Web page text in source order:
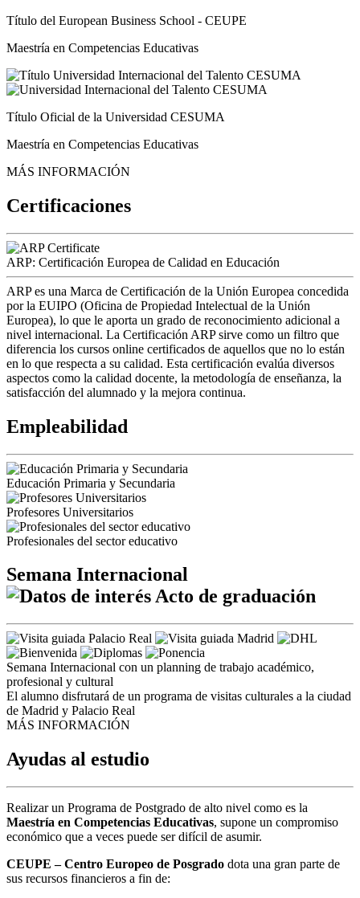
Título del European Business School - CEUPE
Maestría en Competencias Educativas
Título Oficial de la Universidad CESUMA
Maestría en Competencias Educativas
MÁS INFORMACIÓN
Certificaciones
ARP: Certificación Europea de Calidad en Educación
ARP es una Marca de Certificación de la Unión Europea concedida
por la EUIPO (Oficina de Propiedad Intelectual de la Unión
Europea), lo que le aporta un grado de reconocimiento adicional a
nivel internacional. La Certificación ARP sirve como un filtro que
diferencia los cursos online certificados de aquellos que no lo están
en lo que respecta a su calidad. Esta certificación evalúa diversos
aspectos como la calidad docente, la metodología de enseñanza, la
satisfacción del alumnado y la mejora continua.
Empleabilidad
Educación Primaria y Secundaria
Profesores Universitarios
Profesionales del sector educativo
Semana Internacional
Acto de graduación
Semana Internacional con un planning de trabajo académico,
profesional y cultural
El alumno disfrutará de un programa de visitas culturales a la ciudad
de Madrid y Palacio Real
MÁS INFORMACIÓN
Ayudas al estudio
Realizar un Programa de Postgrado de alto nivel como es la
Maestría en Competencias Educativas, supone un compromiso
económico que a veces puede ser difícil de asumir.
CEUPE – Centro Europeo de Posgrado dota una gran parte de
sus recursos financieros a fin de: